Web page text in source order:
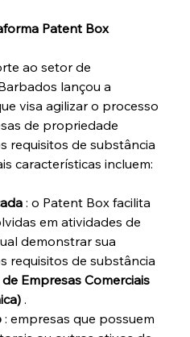
Patent Box
ao setor de
lançou a
visa agilizar o processo
de propriedade
requisitos de substância
características incluem:
: o Patent Box facilita
em atividades de
demonstrar sua
requisitos de substância
de Empresas Comerciais
.
: empresas que possuem